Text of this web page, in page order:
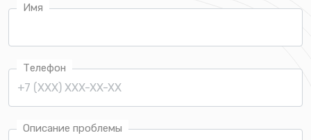
Имя
Телефон
Описание проблемы